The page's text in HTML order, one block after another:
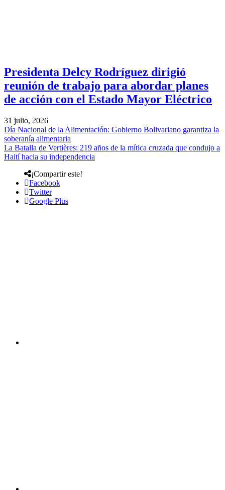
Presidenta Delcy Rodríguez dirigió
reunión de trabajo para abordar planes
de acción con el Estado Mayor Eléctrico
31 julio, 2026
Día Nacional de la Alimentación: Gobierno Bolivariano garantiza la
soberanía alimentaria
La Batalla de Vertières: 219 años de la mítica cruzada que condujo a
Haití hacia su independencia
¡Compartir este!
Facebook
Twitter
Google Plus